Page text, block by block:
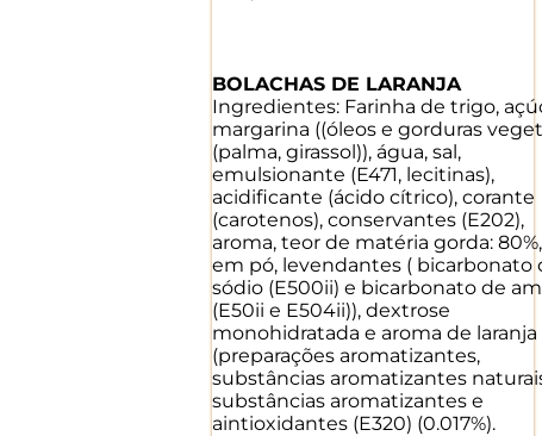
BOLACHAS DE LARANJA
Ingredientes: Farinha de trigo,
margarina ((óleos e gorduras
(palma, girassol)), água, sal,
emulsionante (E471, lecitinas),
acidificante (ácido cítrico), corante
(carotenos), conservantes (E202),
aroma, teor de matéria gorda:
em pó, levendantes ( bicarbonato
sódio (E500ii) e bicarbonato de
(E50ii e E504ii)), dextrose
monohidratada e aroma de laranja
(preparações aromatizantes,
substâncias aromatizantes
substâncias aromatizantes e
aintioxidantes (E320) (0.017%).